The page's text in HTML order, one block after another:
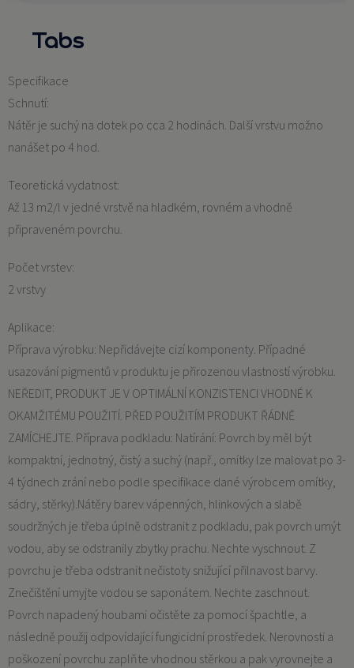
Tabs
Specifikace
Schnutí:
Nátěr je suchý na dotek po cca 2 hodinách. Další vrstvu možno
nanášet po 4 hod.
Teoretická vydatnost:
Až 13 m2/l v jedné vrstvě na hladkém, rovném a vhodně
připraveném povrchu.
Počet vrstev:
2 vrstvy
Aplikace:
Příprava výrobku: Nepřidávejte cizí komponenty. Případné
usazování pigmentů v produktu je přirozenou vlastností výrobku.
NEŘEDIT, PRODUKT JE V OPTIMÁLNÍ KONZISTENCI VHODNÉ K
OKAMŽITÉMU POUŽITÍ. PŘED POUŽITÍM PRODUKT ŘÁDNĚ
ZAMÍCHEJTE. Příprava podkladu: Natírání: Povrch by měl být
kompaktní, jednotný, čistý a suchý (např., omítky lze malovat po 3-
4 týdnech zrání nebo podle specifikace dané výrobcem omítky,
sádry, stěrky).Nátěry barev vápenných, hlinkových a slabě
soudržných je třeba úplně odstranit z podkladu, pak povrch umýt
vodou, aby se odstranily zbytky prachu. Nechte vyschnout. Z
povrchu je třeba odstranit nečistoty snižující přilnavost barvy.
Znečištění umyjte vodou se saponátem. Nechte zaschnout.
Povrch napadený houbami očistěte za pomocí špachtle, a
následně použij odpovídající fungicidní prostředek. Nerovnosti a
poškození povrchu zaplňte vhodnou stěrkou a pak vyrovnejte a